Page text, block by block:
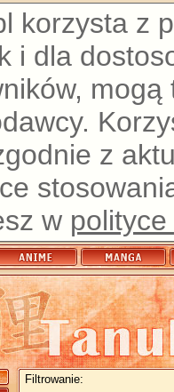
korzysta z
i dla
mogą
z
w
Filtrowanie: